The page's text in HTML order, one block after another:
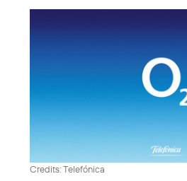
Credits: Telefónica